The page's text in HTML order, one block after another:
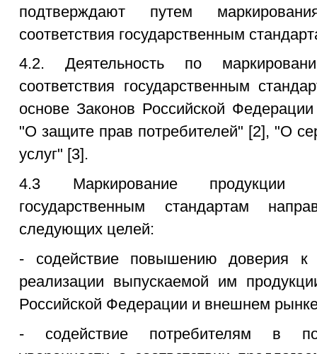
подтверждают путем
соответствия государственным
4.2. Деятельность по
соответствия государственным
основе Законов Российской
"О защите прав потребителей" [2], "О
услуг" [3].
4.3 Маркирование продукции
государственным стандартам
следующих целей:
- содействие повышению доверия к
реализации выпускаемой им
Российской Федерации и внешнем
- содействие потребителям в